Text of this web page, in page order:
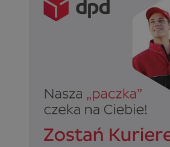
Niezbędne Wydajność
Niezbędne pliki cookie
można prawidłowo korzystać ze